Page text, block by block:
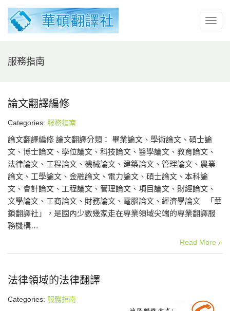
服務指南
論文翻譯編修
Categories: 服務指南
論文翻譯編修 論文翻譯分類： 畢業論文、學術論文、碩士論
文、博士論文、學位論文、科技論文、醫學論文、教育論文、
法律論文、工程論文、機械論文、建築論文、管理論文、農業
論文、工學論文、金融論文、電力論文、碩士論文、本科論
文、會計論文、工程論文、管理論文、項目論文、財經論文、
文學論文、工商論文、財務論文、電腦論文、經濟學論文 「華
鎖翻譯社」，是國內少數幾家走在專業領域尖端的專業翻譯服
務機構…
Read More »
法律領域的法律翻譯
Categories: 服務指南